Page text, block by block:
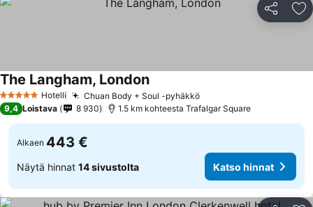
Jaa
5 Tähtiluokitus
Hotelli Chuan Body + Soul -pyhäkköKatso hinnat
The Langham, LondonKatso hinnat
9,4 Loistava 8 930 1.5 km kohteesta Trafalgar Square
Alkaen 443 €
Näytä hinnat 14 sivustolta Katso hinnat